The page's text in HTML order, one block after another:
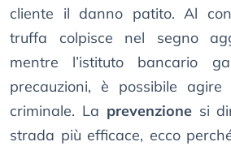
cliente il danno patito. Al
truffa colpisce nel segno
mentre l’istituto bancario
precauzioni, è possibile
criminale. La prevenzionesi
strada più efficace, ecco